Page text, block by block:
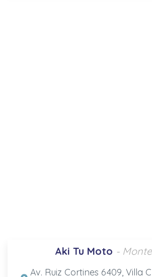
Aki Tu Moto -
Av. Ruiz Cortines 6409, Villa